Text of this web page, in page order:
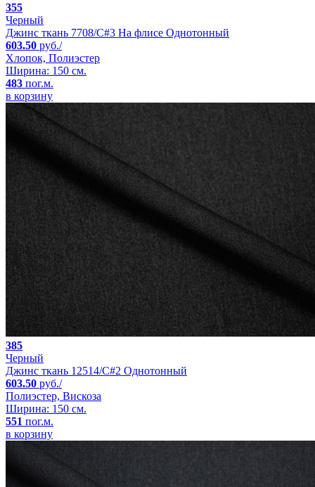
355
Черный
Джинс ткань 7708/C#3 На флисе Однотонный
603.50 руб./
Хлопок, Полиэстер
Ширина: 150 см.
483 пог.м.
в корзину
385
Черный
Джинс ткань 12514/C#2 Однотонный
603.50 руб./
Полиэстер, Вискоза
Ширина: 150 см.
551 пог.м.
в корзину